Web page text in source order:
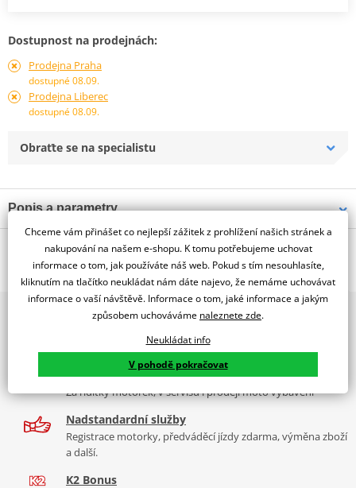
Dostupnost na prodejnách:
Prodejna Praha
dostupné 08.09.
Prodejna Liberec
dostupné 08.09.
Obraťte se na specialistu
Popis a parametry
Jsme autorizovaný
dealer značky PUIG
WINDSHIELD MOD. RAFALE C/DARK SMOKE
Tabulka velikostí
Co když mi to nebude
PDF Aerodynamic test
Mounting tips
O výrobci
PUIG byl založen v roce 1964 ve Španělsku. Vyrábí se ve městě
Granollers poblíž Barcelony na ploše 8 000 m² v objektu, který se
dělí na 3 části: komerční, odlitkovou a kovových součástek. Již 40
let se účastní nejslavnějších závodů motocyklů po celém světě. V
naší nabídce naleznete doplňky a příslušenství například: plexi,
padací protektory a mnoho dalšího.
Zobrazit všechny produktyznačky PUIG
2x multibrand showroom
díly, to vše v Praze a Liberci
Více než 30 let zkušeností
Za řídítky motorek, v servisu i prodeji moto vybavení
Nadstandardní služby
Registrace motorky, předváděcí jízdy zdarma, výměna zboží
a další.
K2 Bonus
Chceme vám přinášet co nejlepší zážitek z prohlížení našich stránek a
nakupování na našem e-shopu. K tomu potřebujeme uchovat
informace o tom, jak používáte náš web. Pokud s tím nesouhlasíte,
kliknutím na tlačítko neukládat nám dáte najevo, že nemáme uchovávat
informace o vaší návštěvě. Informace o tom, jaké informace a jakým
způsobem uchováváme naleznete zde.
Neukládat info
V pohodě pokračovat